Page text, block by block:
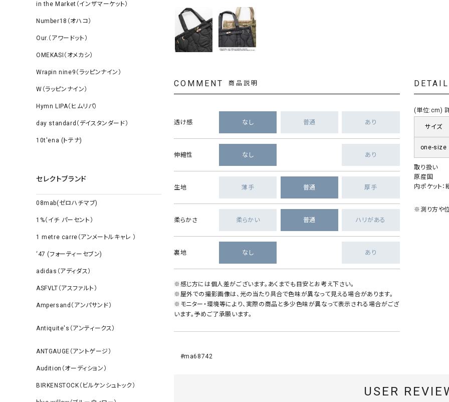
in the Market（インザマーケット）
Number18（オハコ）
Our.（アワードット）
OMEKASI（オメカシ）
Wrapin nine9（ラッピンナイン）
W（ラッピンナイン）
Hymn LIPA（ヒムリパ）
day standard（デイスタンダード）
10t'ena (トテナ)
セレクトブランド
08mab(ゼロハチマブ)
1%（イチ パーセント）
1 metre carre（アンメートルキャレ ）
‘47 (フォーティーセブン)
adidas（アディダス）
ASFVLT（アスファルト）
Ampersand（アンパサンド）
Antiquite's（アンティークス）
ANTGAUGE（アントゲージ）
Audition（オーディション）
BIRKENSTOCK（ビルケンシュトック）
COMMENT 商品説明
透け感 なし 普通 あり
伸縮性 なし あり
生地 薄手 普通 厚手
柔らかさ 柔らかい 普通 ハリがある
裏地 なし あり
※感じ方には個人差がございます。あくまでも目安とお考え下さい。
※屋外での撮影画像は、光の当たり具合で色味が異なって見える場合があります。
※モニター・環境等により、実際の商品と多少色味が異なって表示される場合がござ
います。予めご了承願います。
#ma68742
DETAIL
(単位:cm)
サイズ
one-size
取り扱い
原産国
内ポケット
※測り方や位
USER